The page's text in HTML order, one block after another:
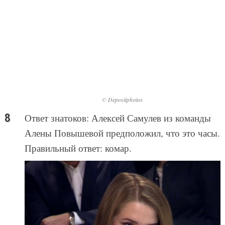
© Depositphotos
Ответ знатоков: Алексей Самулев из команды
Алены Повышевой предположил, что это часы.
Правильный ответ: комар.